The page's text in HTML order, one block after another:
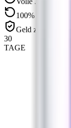
100%
Geld zurück in
30
TAGE